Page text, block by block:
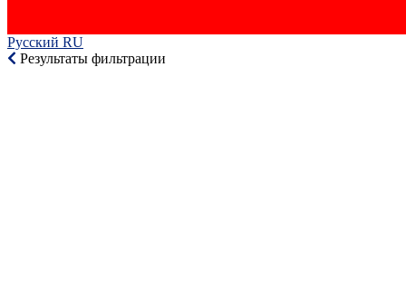
Русский RU‎
Результаты фильтрации